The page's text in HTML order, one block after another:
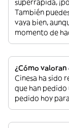
superrápida,
También
vaya bien,
momento de
¿Cómo
Cinesa ha sido
que han pedido
pedido hoy